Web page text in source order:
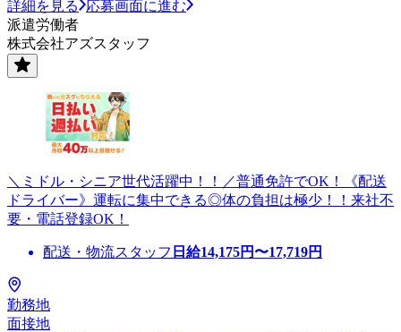
詳細を見る
応募画面に進む
派遣労働者
株式会社アズスタッフ
＼ミドル・シニア世代活躍中！！／普通免許でOK！《配送
ドライバー》運転に集中できる◎体の負担は極少！！来社不
要・電話登録OK！
配送・物流スタッフ 日給14,175円〜17,719円
勤務地
面接地